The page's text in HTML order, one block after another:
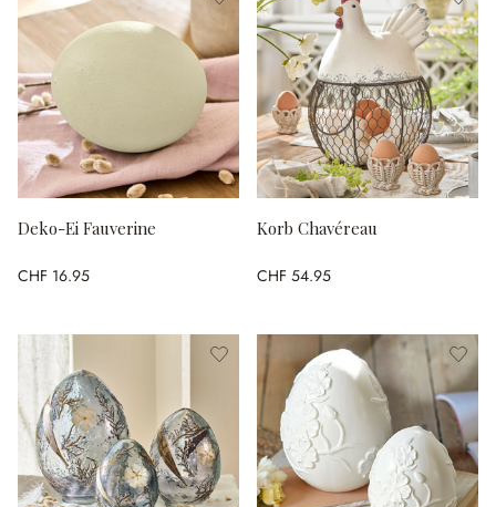
Deko-Ei Fauverine
CHF 16.95
Korb Chavéreau
CHF 54.95